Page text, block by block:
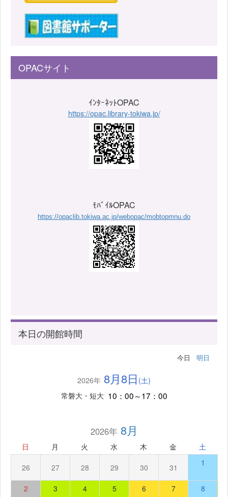
OPACサイト
ｲﾝﾀｰﾈｯﾄOPAC
https://opac.library-tokiwa.jp/
ﾓﾊﾞｲﾙOPAC
https://opaclib.tokiwa.ac.jp/webopac/mobtopmnu.do
本日の開館時間
今日 明日
2026年 8月8日 (土)
常磐大・短大 10：00～17：00
2026年8月
日 月 火 水 木 金 土
26 27 28 29 30 31 1
2 3 4 5 6 7 8